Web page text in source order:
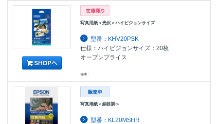
写真用紙＜光沢＞ハイビジョンサイズ
型番：KHV20PSK
仕様：ハイビジョンサイズ：20枚
オープンプライス
備考：
写真用紙＜絹目調＞
型番：KL20MSHR